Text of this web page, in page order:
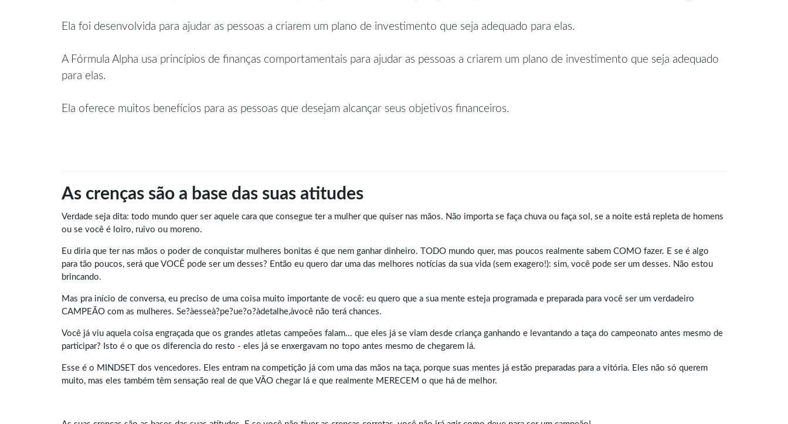
Ela foi desenvolvida para ajudar as pessoas a criarem um plano de investimento que seja adequado para elas.
A Fórmula Alpha usa princípios de finanças comportamentais para ajudar as pessoas a criarem um plano de investimento que seja adequado
para elas.
Ela oferece muitos benefícios para as pessoas que desejam alcançar seus objetivos financeiros.
As crenças são a base das suas atitudes
Verdade seja dita: todo mundo quer ser aquele cara que consegue ter a mulher que quiser nas mãos. Não importa se faça chuva ou faça sol, se a noite está repleta de homens
ou se você é loiro, ruivo ou moreno.
Eu diria que ter nas mãos o poder de conquistar mulheres bonitas é que nem ganhar dinheiro. TODO mundo quer, mas poucos realmente sabem COMO fazer. E se é algo
para tão poucos, será que VOCÊ pode ser um desses? Então eu quero dar uma das melhores notícias da sua vida (sem exagero!): sim, você pode ser um desses. Não estou
brincando.
Mas pra início de conversa, eu preciso de uma coisa muito importante de você: eu quero que a sua mente esteja programada e preparada para você ser um verdadeiro
CAMPEÃO com as mulheres. Se?àesseà?pe?ue?o?àdetalhe,àvocê não terá chances.
Você já viu aquela coisa engraçada que os grandes atletas campeões falam... que eles já se viam desde criança ganhando e levantando a taça do campeonato antes mesmo de
participar? Isto é o que os diferencia do resto - eles já se enxergavam no topo antes mesmo de chegarem lá.
Esse é o MINDSET dos vencedores. Eles entram na competição já com uma das mãos na taça, porque suas mentes já estão preparadas para a vitória. Eles não só querem
muito, mas eles também têm sensação real de que VÃO chegar lá e que realmente MERECEM o que há de melhor.